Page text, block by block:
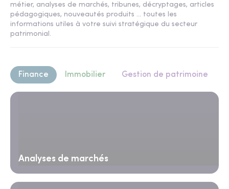
métier, analyses de marchés, tribunes, décryptages, articles
pédagogiques, nouveautés produits ... toutes les
informations utiles à votre suivi stratégique du secteur
patrimonial.
Finance Immobilier Gestion de patrimoine
Analyses de marchés